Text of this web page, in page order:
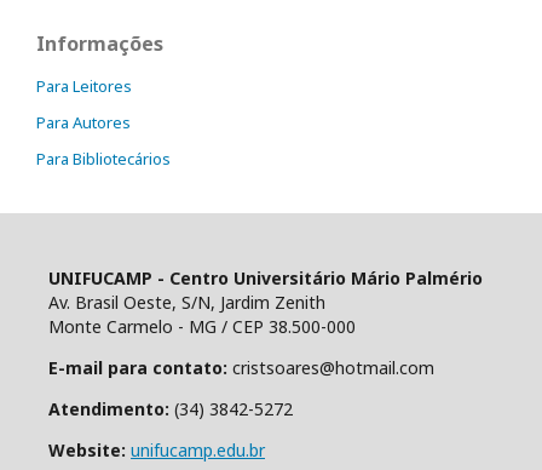
Informações
Para Leitores
Para Autores
Para Bibliotecários
UNIFUCAMP - Centro Universitário Mário Palmério
Av. Brasil Oeste, S/N, Jardim Zenith
Monte Carmelo - MG / CEP 38.500-000
E-mail para contato: cristsoares@hotmail.com
Atendimento: (34) 3842-5272
Website: unifucamp.edu.br